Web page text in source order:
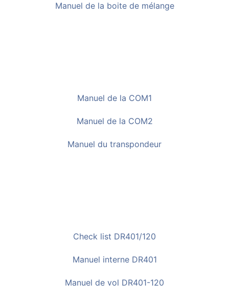
Manuel de la boite de mélange
Manuel de la COM1
Manuel de la COM2
Manuel du transpondeur
Check list DR401/120
Manuel interne DR401
Manuel de vol DR401-120